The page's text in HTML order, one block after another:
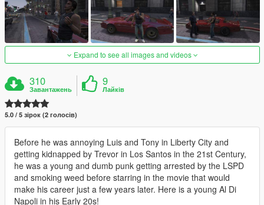
Expand to see all images and videos
310
Завантажень
9
Лайків
5.0 / 5 зірок (2 голосів)
Before he was annoying Luis and Tony in Liberty City and
getting kidnapped by Trevor in Los Santos in the 21st Century,
he was a young and dumb punk getting arrested by the LSPD
and smoking weed before starring in the movie that would
make his career just a few years later. Here is a young Al Di
Napoli in his Early 20s!